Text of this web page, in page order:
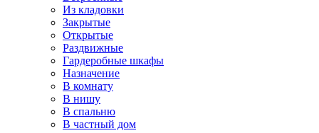
Из кладовки
Закрытые
Открытые
Раздвижные
Гардеробные шкафы
Назначение
В комнату
В нишу
В спальню
В частный дом